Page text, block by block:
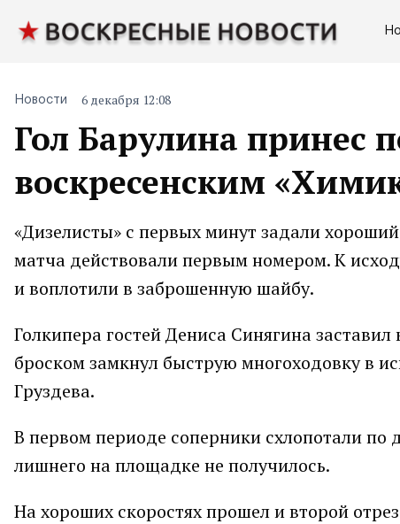
Гол Барулина принес
воскресенским
Новости 6 декабря 12:08
«Дизелисты» с первых минут задали
матча действовали первым номером. К
и воплотили в заброшенную шайбу.
Голкипера гостей Дениса Синягина
броском замкнул быструю многоходовку в
Груздева.
В первом периоде соперники схлопотали
лишнего на площадке не получилось.
На хороших скоростях прошел и второй